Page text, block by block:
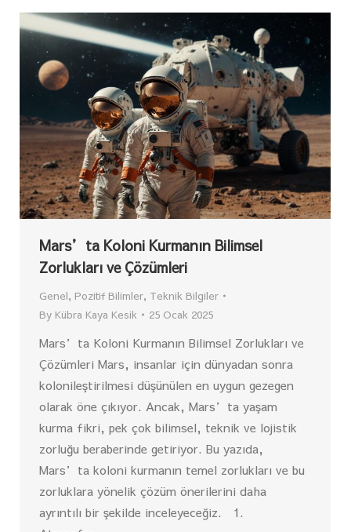
Mars’ta Koloni Kurmanın Bilimsel
Zorlukları ve Çözümleri
Genel, Pozitif Bilimler, Teknik Bilgiler
By Kübra Kaya Kesik 25 Ocak 2025
Mars’ta Koloni Kurmanın Bilimsel Zorlukları ve
Çözümleri Mars, insanlar için dünyadan sonra
kolonileştirilmesi düşünülen en uygun gezegen
olarak öne çıkıyor. Ancak, Mars’ta yaşam
kurma fikri, pek çok bilimsel, teknik ve lojistik
zorluğu beraberinde getiriyor. Bu yazıda,
Mars’ta koloni kurmanın temel zorlukları ve bu
zorluklara yönelik çözüm önerilerini daha
ayrıntılı bir şekilde inceleyeceğiz. 1.